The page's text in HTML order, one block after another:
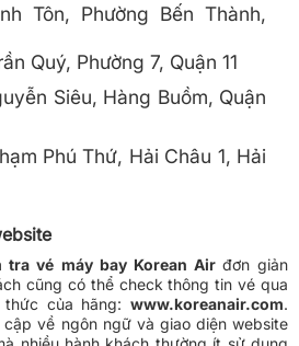
Tôn, Phường Bến Thành,
Quý, Phường 7, Quận 11
Siêu, Hàng Buồm, Quận
Phú Thứ, Hải Châu 1, Hải
tra vé máy bay Korean Air đơn giản
cũng có thể check thông tin vé qua
của hãng: www.koreanair.com.
về ngôn ngữ và giao diện website